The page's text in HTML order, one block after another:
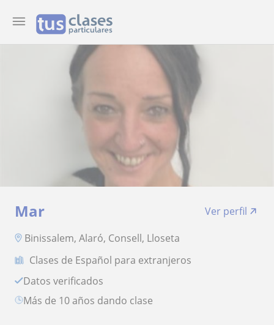
Mar
Ver perfil
Binissalem, Alaró, Consell, Lloseta
Clases de Español para extranjeros
Datos verificados
más de 10 años dando clase